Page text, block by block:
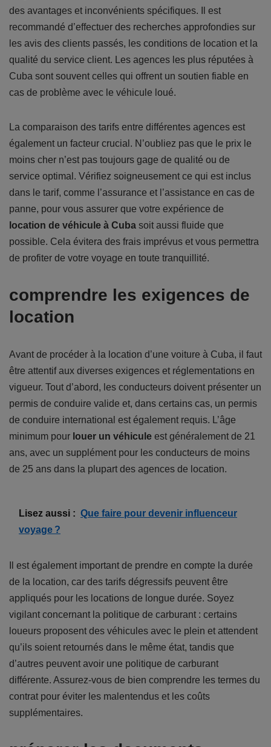
des avantages et inconvénients spécifiques. Il est
recommandé d’effectuer des recherches approfondies sur
les avis des clients passés, les conditions de location et la
qualité du service client. Les agences les plus réputées à
Cuba sont souvent celles qui offrent un soutien fiable en
cas de problème avec le véhicule loué.
La comparaison des tarifs entre différentes agences est
également un facteur crucial. N’oubliez pas que le prix le
moins cher n’est pas toujours gage de qualité ou de
service optimal. Vérifiez soigneusement ce qui est inclus
dans le tarif, comme l’assurance et l’assistance en cas de
panne, pour vous assurer que votre expérience de
location de véhicule à Cuba soit aussi fluide que
possible. Cela évitera des frais imprévus et vous permettra
de profiter de votre voyage en toute tranquillité.
comprendre les exigences de
location
Avant de procéder à la location d’une voiture à Cuba, il faut
être attentif aux diverses exigences et réglementations en
vigueur. Tout d’abord, les conducteurs doivent présenter un
permis de conduire valide et, dans certains cas, un permis
de conduire international est également requis. L’âge
minimum pour louer un véhicule est généralement de 21
ans, avec un supplément pour les conducteurs de moins
de 25 ans dans la plupart des agences de location.
Lisez aussi : Que faire pour devenir influenceur
voyage ?
Il est également important de prendre en compte la durée
de la location, car des tarifs dégressifs peuvent être
appliqués pour les locations de longue durée. Soyez
vigilant concernant la politique de carburant : certains
loueurs proposent des véhicules avec le plein et attendent
qu’ils soient retournés dans le même état, tandis que
d’autres peuvent avoir une politique de carburant
différente. Assurez-vous de bien comprendre les termes du
contrat pour éviter les malentendus et les coûts
supplémentaires.